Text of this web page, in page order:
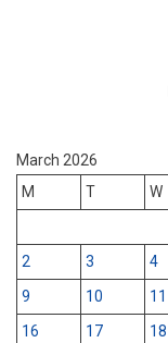
March 2026
M
T W
2
3 4
9
10 11
16
17 18